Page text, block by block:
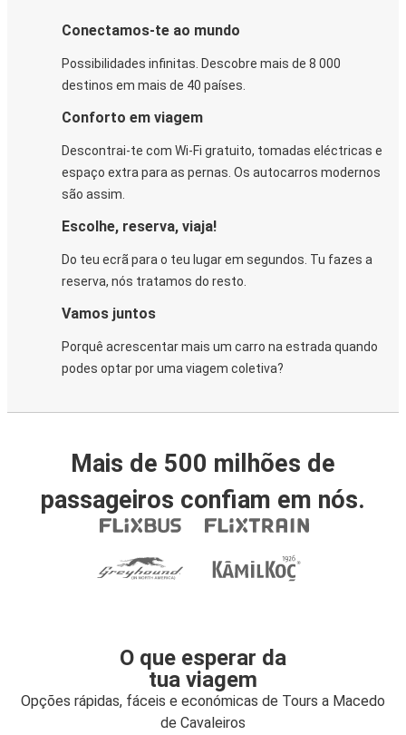
Conectamos-te ao mundo
Possibilidades infinitas. Descobre mais de 8 000
destinos em mais de 40 países.
Conforto em viagem
Descontrai-te com Wi-Fi gratuito, tomadas eléctricas e
espaço extra para as pernas. Os autocarros modernos
são assim.
Escolhe, reserva, viaja!
Do teu ecrã para o teu lugar em segundos. Tu fazes a
reserva, nós tratamos do resto.
Vamos juntos
Porquê acrescentar mais um carro na estrada quando
podes optar por uma viagem coletiva?
Mais de 500 milhões de
passageiros confiam em nós.
O que esperar da
tua viagem
Opções rápidas, fáceis e económicas de Tours a Macedo
de Cavaleiros